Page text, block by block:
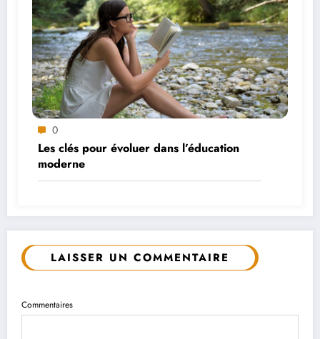
0
Les clés pour évoluer dans l’éducation
moderne
LAISSER UN COMMENTAIRE
Commentaires